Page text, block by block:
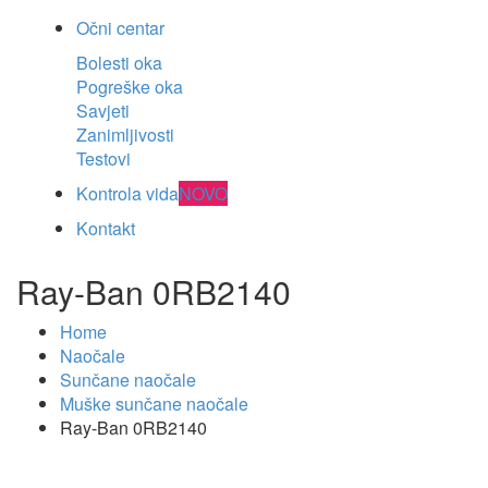
Očni centar
Bolesti oka
Pogreške oka
Savjeti
Zanimljivosti
Testovi
Kontrola vidaNOVO
Kontakt
Ray-Ban 0RB2140
Home
Naočale
Sunčane naočale
Muške sunčane naočale
Ray-Ban 0RB2140